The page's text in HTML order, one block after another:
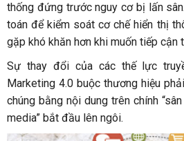
thống đứng trước nguy cơ bị lấn
toán để kiểm soát cơ chế hiển thị
gặp khó khăn hơn khi muốn tiếp cận
Sự thay đổi của các thế lực
Marketing 4.0 buộc thương hiệu
chúng bằng nội dung trên chính
media” bắt đầu lên ngôi.